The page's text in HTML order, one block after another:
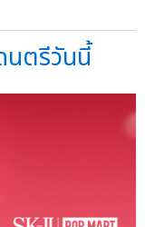
นตรีวันนี้